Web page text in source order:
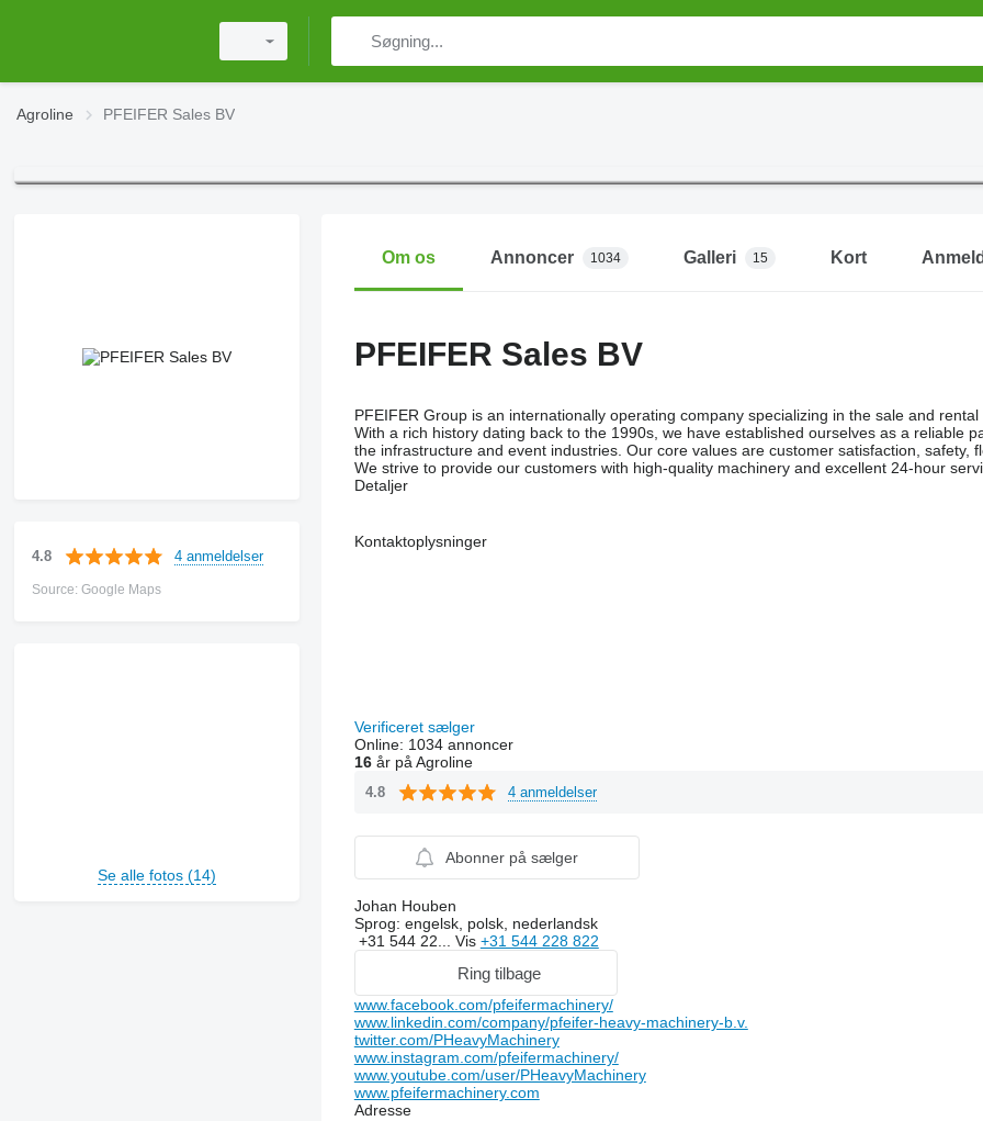
Agroline PFEIFER Sales BV
4.8 4 anmeldelser
Source: Google Maps
Se alle fotos (14)
Om os Annoncer 1034 Galleri 15 Kort
PFEIFER Sales BV
PFEIFER Group is an internationally operating company specializing in the sale and
With a rich history dating back to the 1990s, we have established ourselves as a reliable
the infrastructure and event industries. Our core values are customer satisfaction, safety,
We strive to provide our customers with high-quality machinery and excellent 24-hour
Detaljer
Kontaktoplysninger
Verificeret sælger
Online: 1034 annoncer
16år på Agroline
4.8 4 anmeldelser
Abonner på sælger
Johan Houben
Sprog: engelsk, polsk, nederlandsk
+31 544 22... Vis +31 544 228 822
Ring tilbage
www.facebook.com/pfeifermachinery/
www.linkedin.com/company/pfeifer-heavy-machinery-b.v.
twitter.com/PHeavyMachinery
www.instagram.com/pfeifermachinery/
www.youtube.com/user/PHeavyMachinery
www.pfeifermachinery.com
Adresse